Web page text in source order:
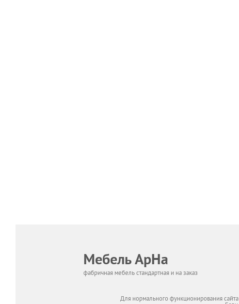
Мебель АрНа
фабричная мебель стандартная и на заказ
Для нормального функционирования